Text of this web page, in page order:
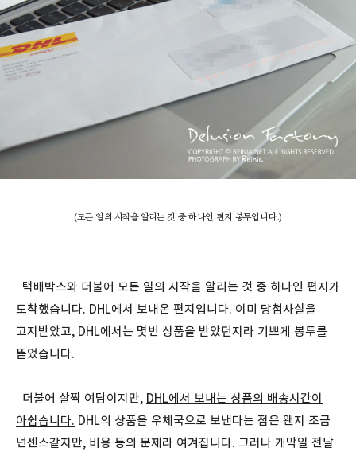
(모든 일의 시작을 알리는 것 중 하나인 편지 봉투입니다.)
택배박스와 더불어 모든 일의 시작을 알리는 것 중 하나인 편지가
도착했습니다. DHL에서 보내온 편지입니다. 이미 당첨사실을
고지받았고, DHL에서는 몇번 상품을 받았던지라 기쁘게 봉투를
뜯었습니다.
더불어 살짝 여담이지만, DHL에서 보내는 상품의 배송시간이
아쉽습니다. DHL의 상품을 우체국으로 보낸다는 점은 왠지 조금
넌센스같지만, 비용 등의 문제라 여겨집니다. 그러나 개막일 전날